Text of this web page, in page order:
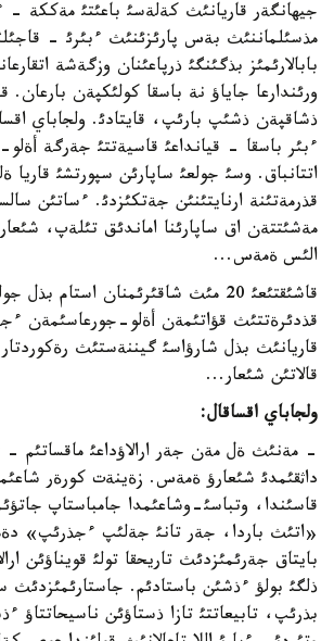
جيهانگةر قاريانئث كةلةسئ باعئتئ مةككة -
مذسئلماننئث بةس پارئزئنئث ءبئرئ -
بابالارئمئز بذگئنگئ ذرپاعئنان وزگةشة
ورئندارعا جاياؤ نة باسقا كولئكپةن بارعان.
ذشاقپةن ذشئپ بارئپ، قايتادئ. ولجاباي
ءبئر باسقا - قيانداعئ قاسيةتتئ جةرگة
اتتانباق. وسئ جولعئ ساپارئن سپورتشئ قاريا
قذرمةتئنة ارنايتئنئن جةتكئزدئ. ءساتئن
مةشئتتةن اق ساپارئنا اماندئق تئلةپ،
الئس ةمةس...
قاشئقتئعئ 20 مئث شاقئرئمنان استام
قذدئرةتتئث قؤاتئمةن أةلو-جورعاسئمةن
قاريانئث بذل شارؤاسئ گيننةستئث
قالاتئن شئعار...
ولجاباي اقساقال:
- مةنئث ةل مةن جةر ارالاؤداعئ ماقساتئم -
داثقئمدئ شئعارؤ ةمةس. زةينةت كورةر
قاسئندا، وتباسئ-وشاعئمدا جامباستاپ
«اتئث باردا، جةر تانئ جةلئپ ءجذرئپ»
بايتاق جةرئمئزدئث تاريحقا تولئ قويناؤئن
ذلگئ بولؤ ءذشئن باستادئم. جاستارئمئزدئث
بذرئپ، تابيعاتتئ تازا ذستاؤئن ناسيحاتتاؤ